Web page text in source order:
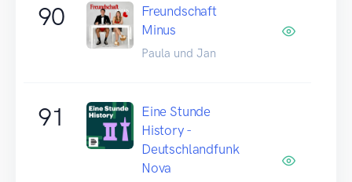
90
Freundschaft
Minus
Paula und Jan
91
Eine Stunde
History -
Deutschlandfunk
Nova